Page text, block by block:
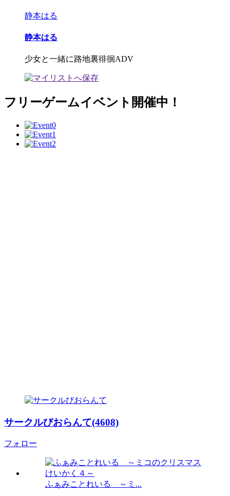
静本はる
静本はる
少女と一緒に路地裏徘徊ADV
フリーゲームイベント開催中！
サークルびおらんて(4608)
フォロー
ふぁみことれいる ～ミ...